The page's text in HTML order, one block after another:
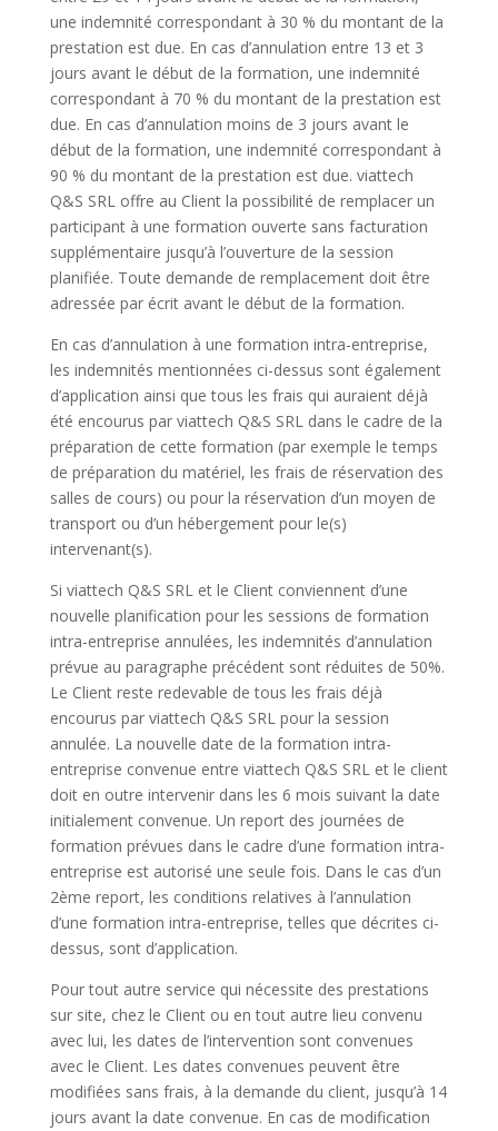
une indemnité correspondant à 30 % du montant de la
prestation est due. En cas d’annulation entre 13 et 3
jours avant le début de la formation, une indemnité
correspondant à 70 % du montant de la prestation est
due. En cas d’annulation moins de 3 jours avant le
début de la formation, une indemnité correspondant à
90 % du montant de la prestation est due. viattech
Q&S SRL offre au Client la possibilité de remplacer un
participant à une formation ouverte sans facturation
supplémentaire jusqu’à l’ouverture de la session
planifiée. Toute demande de remplacement doit être
adressée par écrit avant le début de la formation.
En cas d’annulation à une formation intra-entreprise,
les indemnités mentionnées ci-dessus sont également
d’application ainsi que tous les frais qui auraient déjà
été encourus par viattech Q&S SRL dans le cadre de la
préparation de cette formation (par exemple le temps
de préparation du matériel, les frais de réservation des
salles de cours) ou pour la réservation d’un moyen de
transport ou d’un hébergement pour le(s)
intervenant(s).
Si viattech Q&S SRL et le Client conviennent d’une
nouvelle planification pour les sessions de formation
intra-entreprise annulées, les indemnités d’annulation
prévue au paragraphe précédent sont réduites de 50%.
Le Client reste redevable de tous les frais déjà
encourus par viattech Q&S SRL pour la session
annulée. La nouvelle date de la formation intra-
entreprise convenue entre viattech Q&S SRL et le client
doit en outre intervenir dans les 6 mois suivant la date
initialement convenue. Un report des journées de
formation prévues dans le cadre d’une formation intra-
entreprise est autorisé une seule fois. Dans le cas d’un
2ème report, les conditions relatives à l’annulation
d’une formation intra-entreprise, telles que décrites ci-
dessus, sont d’application.
Pour tout autre service qui nécessite des prestations
sur site, chez le Client ou en tout autre lieu convenu
avec lui, les dates de l’intervention sont convenues
avec le Client. Les dates convenues peuvent être
modifiées sans frais, à la demande du client, jusqu’à 14
jours avant la date convenue. En cas de modification